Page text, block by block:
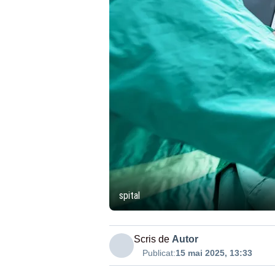
spital
Scris de Autor
Publicat:15 mai 2025, 13:33